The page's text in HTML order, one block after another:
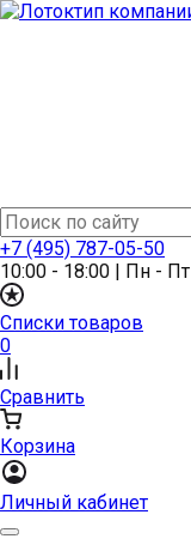
+7 (495) 787-05-50
10:00 - 18:00 | Пн - Пт
Списки товаров
0
Сравнить
Корзина
Личный кабинет